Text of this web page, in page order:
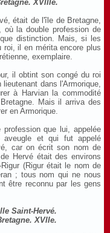
XVIIIe.
était de l'île de Bretagne,
la double profession de
distinction. Mais, si les
il en mérita encore plus
exemplaire.
il obtint son congé du roi
dans l'Armorique,
à Harvian la commodité
Mais il arriva des
en Armorique.
que lui, appelée
et qui fut appelé
car on écrit son nom de
Hervé était des environs
(Rigur était le nom de
; tous nom qui ne nous
être reconnu par les gens
Saint-Hervé.
XVIIe.